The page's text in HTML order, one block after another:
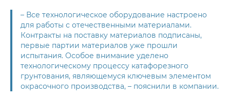
– Все технологическое оборудование настроено
для работы с отечественными материалами.
Контракты на поставку материалов подписаны,
первые партии материалов уже прошли
испытания. Особое внимание уделено
технологическому процессу катафорезного
грунтования, являющемуся ключевым элементом
окрасочного производства, – пояснили в компании.